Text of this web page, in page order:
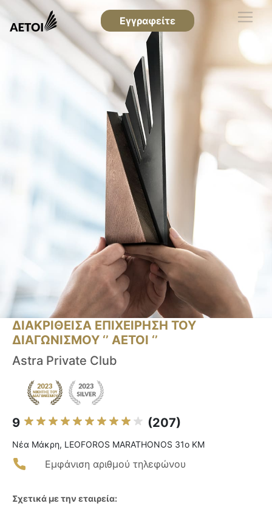
Εγγραφείτε
ΔΙΑΚΡΙΘΕΙΣΑ ΕΠΙΧΕΙΡΗΣΗ ΤΟΥ
ΔΙΑΓΩΝΙΣΜΟΥ ‘’ ΑΕΤΟΙ ‘’
Astra Private Club
9 (207)
Νέα Μάκρη, LEOFOROS MARATHONOS 31o KM
Εμφάνιση αριθμού τηλεφώνου
Σχετικά με την εταιρεία: